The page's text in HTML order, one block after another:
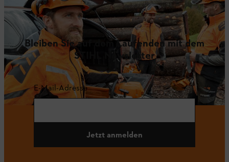
Bleiben Sie auf dem Laufenden mit dem
STIHL Newsletter
E-Mail-Adresse
Jetzt anmelden